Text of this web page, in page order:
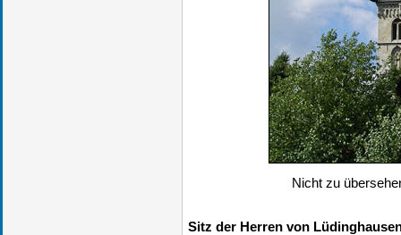
Nicht zu
Sitz der Herren von